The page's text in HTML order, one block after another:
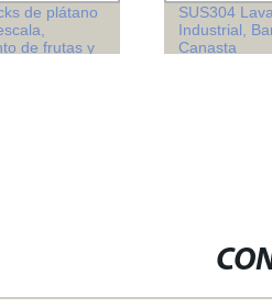
de plátano
de frutas y
SUS304
Industrial,
Canasta